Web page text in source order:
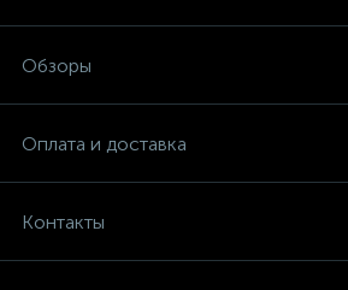
Обзоры
Оплата и доставка
Контакты